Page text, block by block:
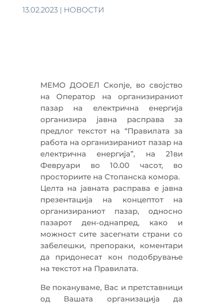
13.02.2023| НОВОСТИ
МЕМО ДООЕЛ Скопје, во својство
на Оператор на организираниот
пазар на електрична енергија
организира јавна расправа за
предлог текстот на “Правилата за
работа на организираниот пазар на
електрична енергија”, на 21ви
Февруари во 10.00 часот, во
просториите на Стопанска комора.
Целта на јавната расправа е јавна
презентација на концептот на
организираниот пазар, односно
пазарот ден-однапред, како и
можност сите засегнати страни со
забелешки, препораки, коментари
да придонесат кон подобрување
на текстот на Правилата.
Ве покануваме, Вас и претставници
од Вашата организација да